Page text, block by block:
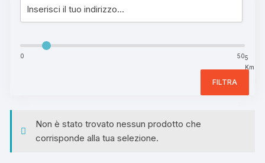
0
5
Km
50
FILTRA
Non è stato trovato nessun prodotto che
corrisponde alla tua selezione.